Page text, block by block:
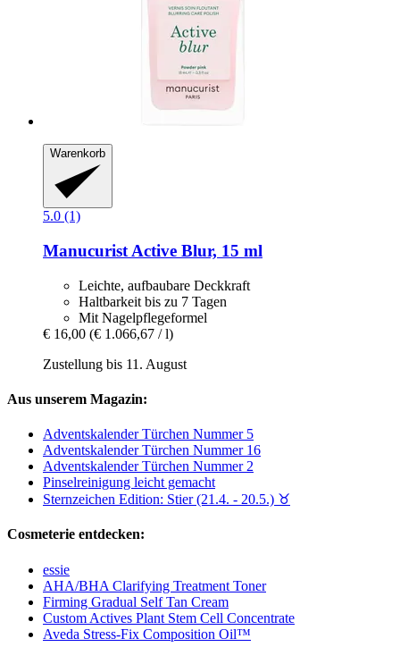
Warenkorb
5.0 (1)
Manucurist Active Blur, 15 ml
Leichte, aufbaubare Deckkraft
Haltbarkeit bis zu 7 Tagen
Mit Nagelpflegeformel
€ 16,00 (€ 1.066,67 / l)
Zustellung bis 11. August
Aus unserem Magazin:
Adventskalender Türchen Nummer 5
Adventskalender Türchen Nummer 16
Adventskalender Türchen Nummer 2
Pinselreinigung leicht gemacht
Sternzeichen Edition: Stier (21.4. - 20.5.) ♉︎
Cosmeterie entdecken:
essie
AHA/BHA Clarifying Treatment Toner
Firming Gradual Self Tan Cream
Custom Actives Plant Stem Cell Concentrate
Aveda Stress-Fix Composition Oil™